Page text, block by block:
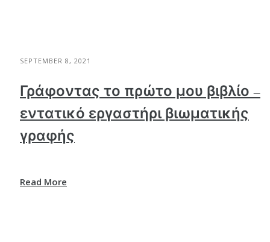
SEPTEMBER 8, 2021
Γράφοντας το πρώτο μου βιβλίο –
εντατικό εργαστήρι βιωματικής
γραφής
Read More